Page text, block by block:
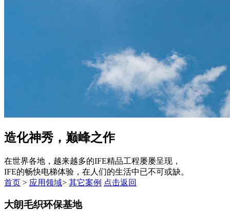
造化神秀，巅峰之作
在世界各地，越来越多的IFE精品工程屡屡呈现，
IFE的畅快电梯体验，在人们的生活中已不可或缺。
首页 > 应用领域> 其它案例 点击返回
大朗毛织环保基地